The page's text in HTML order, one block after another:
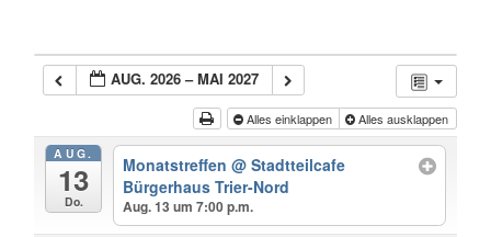
AUG. 2026 – MAI 2027
Alles einklappen Alles ausklappen
AUG.
13
Do.
Monatstreffen @ Stadtteilcafe
Bürgerhaus Trier-Nord
Aug. 13 um 7:00 p.m.